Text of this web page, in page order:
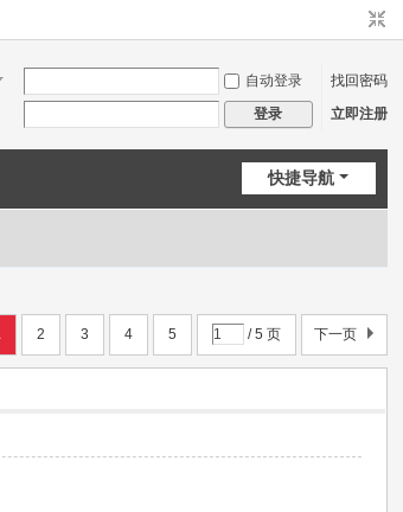
自动登录
找回密码
登录 立即注册
快捷导航
2 3 4 5 / 5 页 下一页